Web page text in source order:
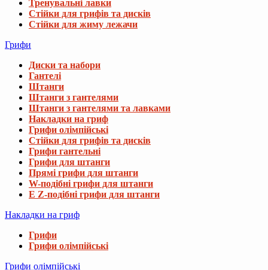
Тренувальні лавки
Стійки для грифів та дисків
Стійки для жиму лежачи
Грифи
Диски та набори
Гантелі
Штанги
Штанги з гантелями
Штанги з гантелями та лавками
Накладки на гриф
Грифи олімпійські
Стійки для грифів та дисків
Грифи гантельні
Грифи для штанги
Прямі грифи для штанги
W-подібні грифи для штанги
E Z-подібні грифи для штанги
Накладки на гриф
Грифи
Грифи олімпійські
Грифи олімпійські